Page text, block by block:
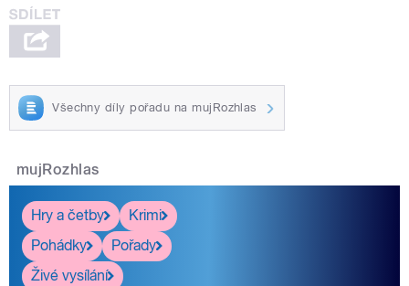
Všechny díly pořadu na mujRozhlas
mujRozhlas
Hry a četby
Krimi
Pohádky
Pořady
Živé vysílání